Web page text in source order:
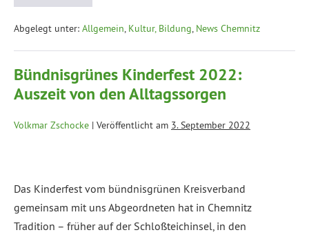
Abgelegt unter: Allgemein, Kultur, Bildung, News Chemnitz
Bündnisgrünes Kinderfest 2022:
Auszeit von den Alltagssorgen
Volkmar Zschocke | Veröffentlicht am 3. September 2022
Das Kinderfest vom bündnisgrünen Kreisverband
gemeinsam mit uns Abgeordneten hat in Chemnitz
Tradition – früher auf der Schloßteichinsel, in den